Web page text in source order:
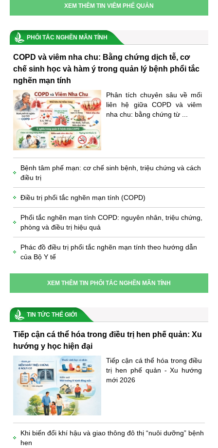
XEM THÊM TIN VIÊM PHẾ QUẢN
PHỔI TẮC NGHẼN MÃN TÍNH
COPD và viêm nha chu: Bằng chứng dịch tễ, cơ
chế sinh học và hàm ý trong quản lý bệnh phổi tắc
nghẽn mạn tính
Phân tích chuyên sâu về mối
liên hệ giữa COPD và viêm
nha chu: bằng chứng từ ...
Bệnh tâm phế mạn: cơ chế sinh bệnh, triệu chứng và cách
điều trị
Điều trị phổi tắc nghẽn mạn tính (COPD)
Phổi tắc nghẽn mạn tính COPD: nguyên nhân, triệu chứng,
phòng và điều trị hiệu quả
Phác đồ điều trị phổi tắc nghẽn mạn tính theo hướng dẫn
của Bộ Y tế
XEM THÊM TIN PHỔI TẮC NGHẼN MÃN TÍNH
TIN TỨC THẾ GIỚI
Tiếp cận cá thể hóa trong điều trị hen phế quản: Xu
hướng y học hiện đại
Tiếp cận cá thể hóa trong điều
trị hen phế quản - Xu hướng
mới 2026
Khi biến đổi khí hậu và giao thông đô thị “nuôi dưỡng” bệnh
hen